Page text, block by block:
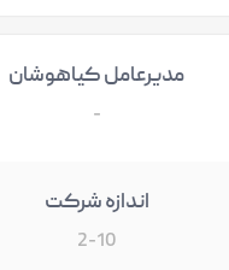
مدیرعامل کیاهوشان
-
اندازه شرکت
2-10